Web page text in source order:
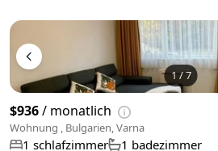
1/7
$936/ monatlich
Wohnung , Bulgarien, Varna
1 schlafzimmer 1 badezimmer